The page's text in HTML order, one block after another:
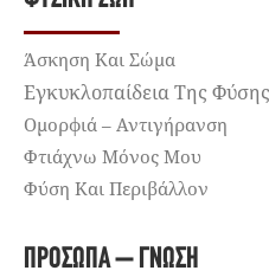
Άσκηση Και Σώμα
Εγκυκλοπαίδεια Της Φύσης
Ομορφιά – Αντιγήρανση
Φτιάχνω Μόνος Μου
Φύση Και Περιβάλλον
ΠΡΌΣΩΠΑ – ΓΝΏΣΗ